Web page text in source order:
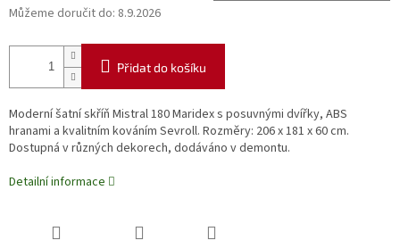
Můžeme doručit do: 8.9.2026
Přidat do košíku
Moderní šatní skříň Mistral 180 Maridex s posuvnými dvířky, ABS
hranami a kvalitním kováním Sevroll. Rozměry: 206 x 181 x 60 cm.
Dostupná v různých dekorech, dodáváno v demontu.
Detailní informace